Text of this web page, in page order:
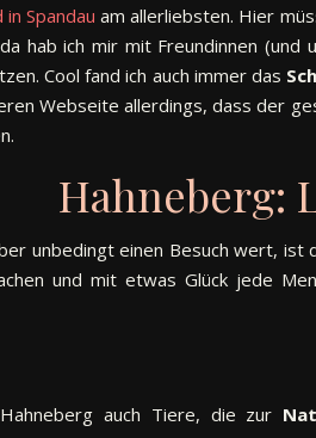
Spandau am allerliebsten. Hier
hab ich mir mit Freundinnen (und
Cool fand ich auch immer das
Webseite allerdings, dass der
Hahneberg:
unbedingt einen Besuch wert, ist
und mit etwas Glück jede
auch Tiere, die zur